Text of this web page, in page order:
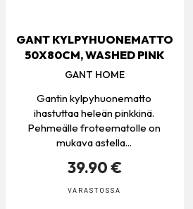
GANT KYLPYHUONEMATTO
50X80CM, WASHED PINK
GANT HOME
Gantin kylpyhuonematto
ihastuttaa heleän pinkkinä.
Pehmeälle froteematolle on
mukava astella...
39.90 €
VARASTOSSA